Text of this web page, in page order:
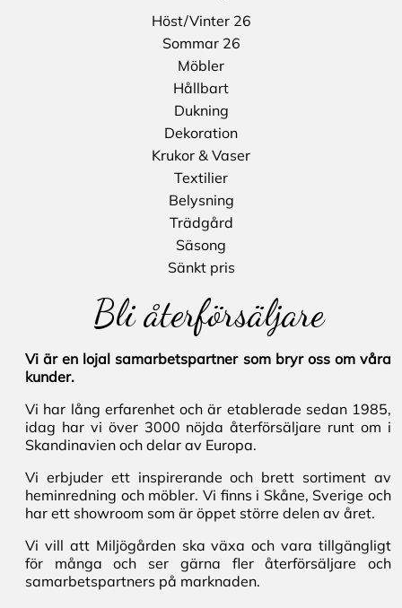
Höst/Vinter 26
Sommar 26
Möbler
Hållbart
Dukning
Dekoration
Krukor & Vaser
Textilier
Belysning
Trädgård
Säsong
Sänkt pris
Bli återförsäljare
Vi är en lojal samarbetspartner som bryr oss om våra
kunder.
Vi har lång erfarenhet och är etablerade sedan 1985,
idag har vi över 3000 nöjda återförsäljare runt om i
Skandinavien och delar av Europa.
Vi erbjuder ett inspirerande och brett sortiment av
heminredning och möbler. Vi finns i Skåne, Sverige och
har ett showroom som är öppet större delen av året.
Vi vill att Miljögården ska växa och vara tillgängligt
för många och ser gärna fler återförsäljare och
samarbetspartners på marknaden.